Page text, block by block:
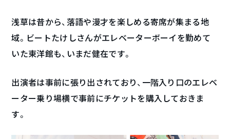
浅草は昔から、落語や漫才を楽しめる寄席が集まる地
域。ビートたけしさんがエレベーターボーイを勤めて
いた東洋館も、いまだ健在です。
出演者は事前に張り出されており、一階入り口のエレベ
ーター乗り場横で事前にチケットを購入しておきま
す。